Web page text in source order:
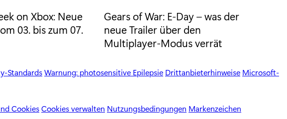
on Xbox: Neue
03. bis zum 07.
t
e
g
o
Gears of War: E-Day – was der
neue Trailer über den
Multiplayer-Modus verrät
StandardsWarnung: photosensitive Epilepsie Drittanbieterhinweise Microsoft-
CookiesCookies verwalten Nutzungsbedingungen Markenzeichen